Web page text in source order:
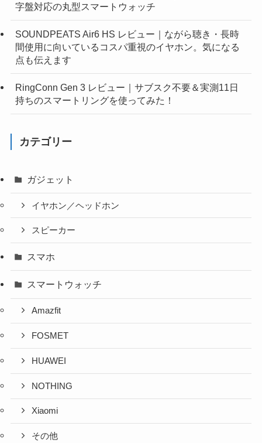
字盤対応の丸型スマートウォッチ
SOUNDPEATS Air6 HS レビュー｜ながら聴き・長時
間使用に向いているコスパ重視のイヤホン。気になる
点も伝えます
RingConn Gen 3 レビュー｜サブスク不要＆実測11日
持ちのスマートリングを使ってみた！
カテゴリー
ガジェット
イヤホン／ヘッドホン
スピーカー
スマホ
スマートウォッチ
Amazfit
FOSMET
HUAWEI
NOTHING
Xiaomi
その他